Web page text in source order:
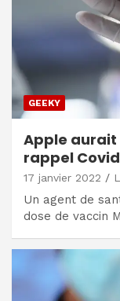
GEEKY
Apple aurait
rappel
17 janvier 2022
Un agent de
dose de vaccin